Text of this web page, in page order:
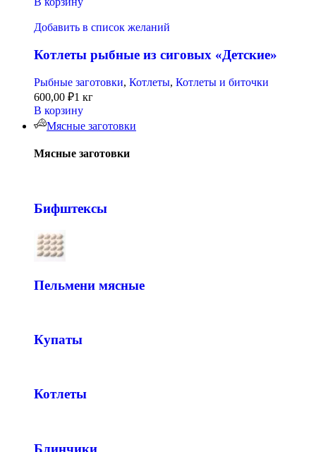
Добавить в список желаний
Котлеты рыбные из сиговых «Детские»
Рыбные заготовки, Котлеты, Котлеты и биточки
600,00 ₽1 кг
В корзину
Мясные заготовки
Мясные заготовки
Бифштексы
Пельмени мясные
Купаты
Котлеты
Блинчики